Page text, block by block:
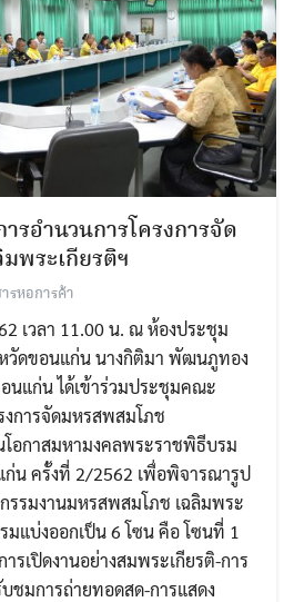
รอำนวนการโครงการจัด
พระเกียรติฯ
รหอการค้า
เวลา 11.00 น. ณ ห้องประชุม
หวัดขอนแก่น นางกิติมา พัฒนภูทอง
นแก่น ได้เข้าร่วมประชุมคณะ
งการจัดมหรสพสมโภช
โอกาสมหามงคลพระราชพิธีบรม
ก่น ครั้งที่ 2/2562 เพื่อพิจารณารูป
รรมงานมหรสพสมโภช เฉลิมพระ
มแบ่งออกเป็น 6 โซน คือ โซนที่ 1
รเปิดงานอย่างสมพระเกียรติ-การ
ชมการถ่ายทอดสด-การแสดง